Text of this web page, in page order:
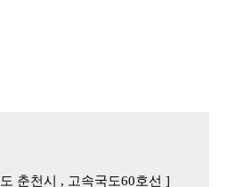
춘천시 , 고속국도60호선 ]